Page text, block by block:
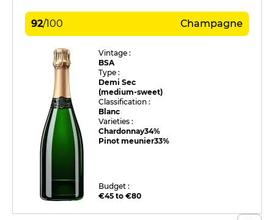
92/100 Champagne
Vintage :
BSA
Type :
Demi Sec
(medium-sweet)
Classification :
Blanc
Varieties :
Chardonnay34%
Pinot meunier33%
Budget :
€45 to €80